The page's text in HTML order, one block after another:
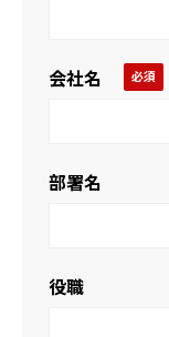
会社名
部署名
役職